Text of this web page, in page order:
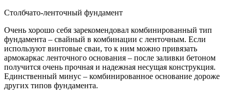
Столбчато-ленточный фундамент
Очень хорошо себя зарекомендовал комбинированный тип
фундамента – свайный в комбинации с ленточным. Если
используют винтовые сваи, то к ним можно привязать
армокаркас ленточного основания – после заливки бетоном
получится очень прочная и надежная несущая конструкция.
Единственный минус – комбинированное основание дороже
других типов фундамента.